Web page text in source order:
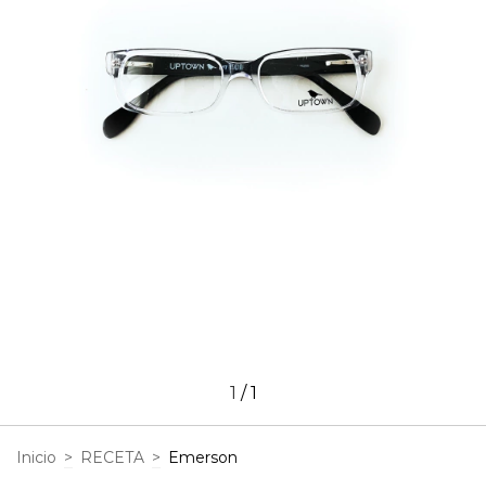
1 /1
Inicio > RECETA > Emerson